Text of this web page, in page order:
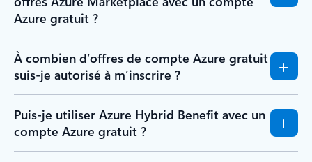
Azure gratuit ?
À combien d’offres de compte Azure gratuit
suis-je autorisé à m’inscrire ?
Puis-je utiliser Azure Hybrid Benefit avec un
compte Azure gratuit ?